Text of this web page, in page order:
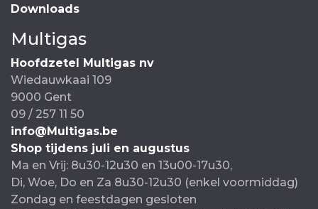
Downloads
Multigas
Hoofdzetel Multigas nv
Wiedauwkaai 109
9000 Gent
09 / 257 11 50
info@Multigas.be
Shop tijdens juli en augustus
Ma en Vrij: 8u30-12u30 en 13u00-17u30,
Di, Woe, Do en Za 8u30-12u30 (enkel voormiddag)
Zondag en feestdagen gesloten